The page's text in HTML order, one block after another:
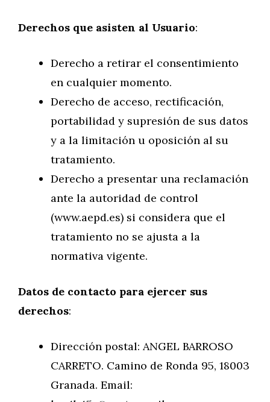
Derechos que asisten al Usuario:
Derecho a retirar el consentimiento
en cualquier momento.
Derecho de acceso, rectificación,
portabilidad y supresión de sus datos
y a la limitación u oposición al su
tratamiento.
Derecho a presentar una reclamación
ante la autoridad de control
(www.aepd.es) si considera que el
tratamiento no se ajusta a la
normativa vigente.
Datos de contacto para ejercer sus
derechos:
Dirección postal: ANGEL BARROSO
CARRETO. Camino de Ronda 95, 18003
Granada. Email: